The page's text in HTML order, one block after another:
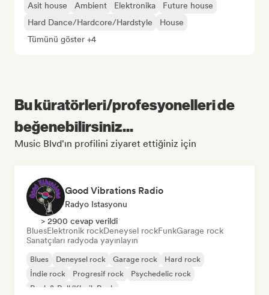
Asit house Ambient Elektronika
Future house
Hard Dance/Hardcore/Hardstyle
House
Tümünü göster +4
Bu küratörleri/profesyonelleri de
beğenebilirsiniz...
Music Blvd'ın profilini ziyaret ettiğiniz için
Good Vibrations Radio
Radyo Istasyonu
> 2900 cevap verildi
BluesElektronik rockDeneysel rockFunkGarage rock
Sanatçıları radyoda yayınlayın
Blues Deneysel rock Garage rock
Hard rock
İndie rock
Progresif rock
Psychedelic rock
Rock & Roll/Klasik Rock